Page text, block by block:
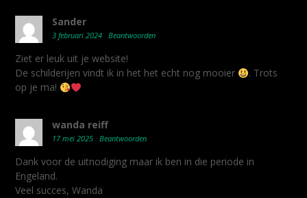
Sander
3 februari 2024 Beantwoorden
Ziet er leuk uit je website!
De schilderijen vindt ik in het het echt nog mooier
. Trots
op je ma!
wanda reiff
17 mei 2025 Beantwoorden
Dank voor de uitnodiging maar ik ben in die periode in
Engeland.
Veel succes, Wanda